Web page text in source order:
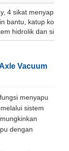
4 sikat menyapu,
bantu, katup
hidrolik dan
Vacuum
menyapu
sistem
dengan